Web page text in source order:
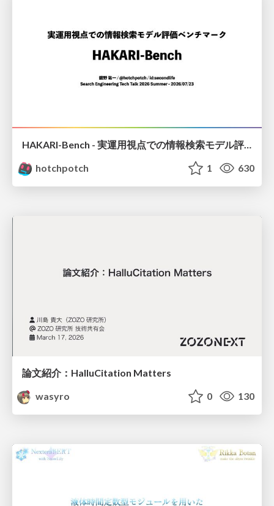
HAKARI-Bench - 実運用視点での情報検索モデル評価ベンチマーク
hotchpotch
1 630
論文紹介：HalluCitation Matters
wasyro
0 130